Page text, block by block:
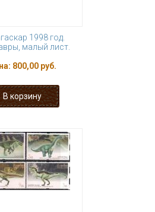
1998 год.
малый лист.
800,00 руб.